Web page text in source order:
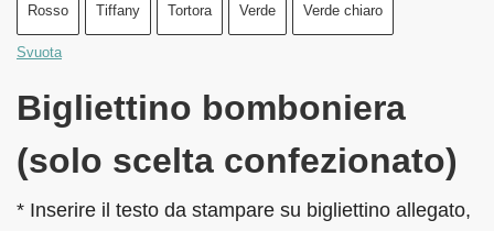
Rosso Tiffany Tortora Verde Verde chiaro
Svuota
Bigliettino bomboniera
(solo scelta confezionato)
* Inserire il testo da stampare su bigliettino allegato,